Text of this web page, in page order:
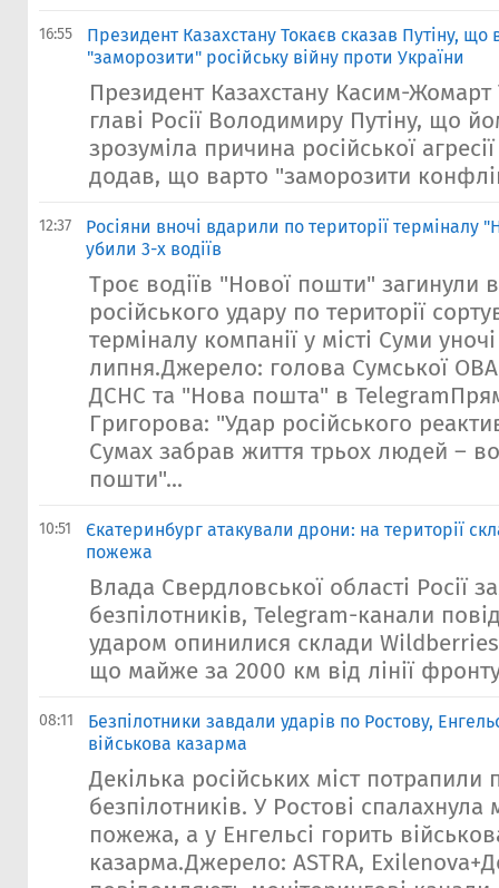
16:55
Президент Казахстану Токаєв сказав Путіну, що
"заморозити" російську війну проти України
Президент Казахстану Касим-Жомарт
главі Росії Володимиру Путіну, що
зрозуміла причина російської
додав, що варто "заморозити
12:37
Росіяни вночі вдарили по території терміналу
убили 3-х водіїв
Троє водіїв "Нової пошти" загинули
російського удару по території
терміналу компанії у місті Суми
липня.Джерело: голова Сумської
ДСНС та "Нова пошта" в
Григорова: "Удар російського
Сумах забрав життя трьох людей –
пошти"...
10:51
Єкатеринбург атакували дрони: на території
пожежа
Влада Свердловської області Росії
безпілотників, Telegram-канали
ударом опинилися склади
що майже за 2000 км від лінії
08:11
Безпілотники завдали ударів по Ростову,
військова казарма
Декілька російських міст потрапили
безпілотників. У Ростові
пожежа, а у Енгельсі горить
казарма.Джерело: ASTRA,